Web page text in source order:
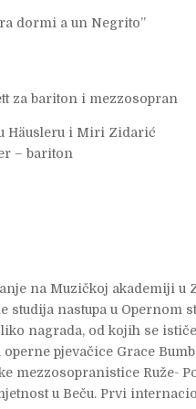
dormi a un Negrito”
za bariton i mezzosopran
Häusleru i Miri Zidarić
– bariton
na Muzičkoj akademiji u
studija nastupa u Opernom
nagrada, od kojih se
operne pjevačice Grace
mezzosopranistice Ruže-
u Beču. Prvi